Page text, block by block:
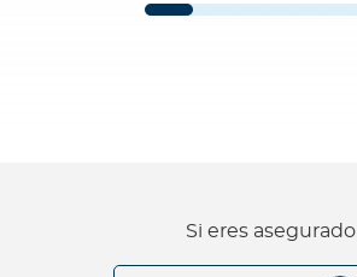
Si eres asegurado